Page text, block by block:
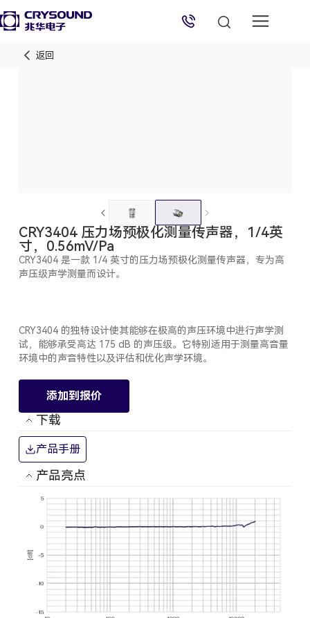
返回
CRY3404 压力场预极化测量传声器，1/4英
寸，0.56mV/Pa
CRY3404 是一款 1/4 英寸的压力场预极化测量传声器，专为高
声压级声学测量而设计。
CRY3404 的独特设计使其能够在极高的声压环境中进行声学测
试，能够承受高达 175 dB 的声压级。它特别适用于测量高音量
环境中的声音特性以及评估和优化声学环境。
添加到报价
下载
产品手册
产品亮点